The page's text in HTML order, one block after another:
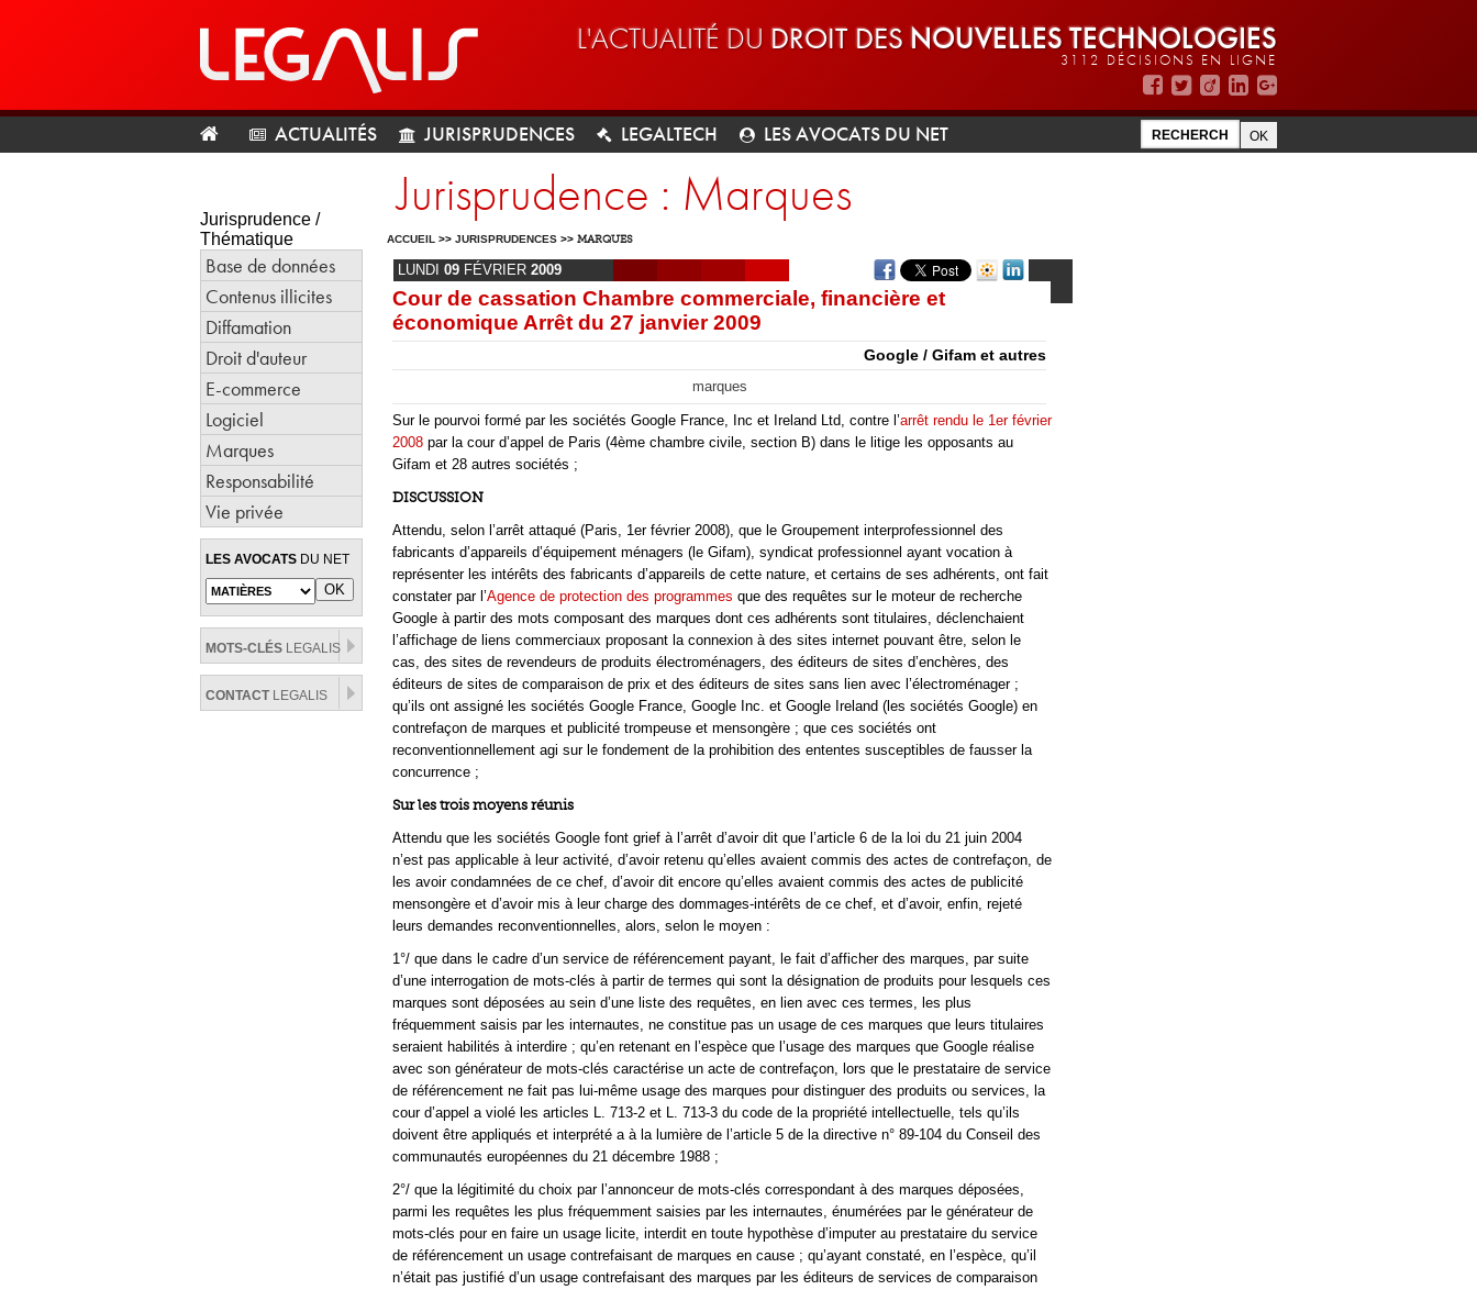
L'ACTUALITÉ DU DROIT DES NOUVELLES TECHNOLOGIES
3112 DÉCISIONS EN LIGNE
ACTUALITÉS JURISPRUDENCES LEGALTECH LES AVOCATS DU NET
Jurisprudence /
Thématique
Base de données
Contenus illicites
Diffamation
Droit d'auteur
E-commerce
Logiciel
Marques
Responsabilité
Vie privée
LES AVOCATS DU NET
MOTS-CLÉS LEGALIS
CONTACTLEGALIS
Jurisprudence : Marques
ACCUEIL >> JURISPRUDENCES >> MARQUES
LUNDI 09 FÉVRIER 2009
Cour de cassation Chambre commerciale, financière et
économique Arrêt du 27 janvier 2009
Google / Gifam et autres
marques
Sur le pourvoi formé par les sociétés Google France, Inc et Ireland Ltd, contre l’arrêt rendu le 1er février
2008 par la cour d’appel de Paris (4ème chambre civile, section B) dans le litige les opposants au
Gifam et 28 autres sociétés ;
DISCUSSION
Attendu, selon l’arrêt attaqué (Paris, 1er février 2008), que le Groupement interprofessionnel des
fabricants d’appareils d’équipement ménagers (le Gifam), syndicat professionnel ayant vocation à
représenter les intérêts des fabricants d’appareils de cette nature, et certains de ses adhérents, ont fait
constater par l’Agence de protection des programmes que des requêtes sur le moteur de recherche
Google à partir des mots composant des marques dont ces adhérents sont titulaires, déclenchaient
l’affichage de liens commerciaux proposant la connexion à des sites internet pouvant être, selon le
cas, des sites de revendeurs de produits électroménagers, des éditeurs de sites d’enchères, des
éditeurs de sites de comparaison de prix et des éditeurs de sites sans lien avec l’électroménager ;
qu’ils ont assigné les sociétés Google France, Google Inc. et Google Ireland (les sociétés Google) en
contrefaçon de marques et publicité trompeuse et mensongère ; que ces sociétés ont
reconventionnellement agi sur le fondement de la prohibition des ententes susceptibles de fausser la
concurrence ;
Sur les trois moyens réunis
Attendu que les sociétés Google font grief à l’arrêt d’avoir dit que l’article 6 de la loi du 21 juin 2004
n’est pas applicable à leur activité, d’avoir retenu qu’elles avaient commis des actes de contrefaçon, de
les avoir condamnées de ce chef, d’avoir dit encore qu’elles avaient commis des actes de publicité
mensongère et d’avoir mis à leur charge des dommages-intérêts de ce chef, et d’avoir, enfin, rejeté
leurs demandes reconventionnelles, alors, selon le moyen :
1°/ que dans le cadre d’un service de référencement payant, le fait d’afficher des marques, par suite
d’une interrogation de mots-clés à partir de termes qui sont la désignation de produits pour lesquels ces
marques sont déposées au sein d’une liste des requêtes, en lien avec ces termes, les plus
fréquemment saisis par les internautes, ne constitue pas un usage de ces marques que leurs titulaires
seraient habilités à interdire ; qu’en retenant en l’espèce que l’usage des marques que Google réalise
avec son générateur de mots-clés caractérise un acte de contrefaçon, lors que le prestataire de service
de référencement ne fait pas lui-même usage des marques pour distinguer des produits ou services, la
cour d’appel a violé les articles L. 713-2 et L. 713-3 du code de la propriété intellectuelle, tels qu’ils
doivent être appliqués et interprété a à la lumière de l’article 5 de la directive n° 89-104 du Conseil des
communautés européennes du 21 décembre 1988 ;
2°/ que la légitimité du choix par l’annonceur de mots-clés correspondant à des marques déposées,
parmi les requêtes les plus fréquemment saisies par les internautes, énumérées par le générateur de
mots-clés pour en faire un usage licite, interdit en toute hypothèse d’imputer au prestataire du service
de référencement un usage contrefaisant de marques en cause ; qu’ayant constaté, en l’espèce, qu’il
n’était pas justifié d’un usage contrefaisant des marques par les éditeurs de services de comparaison